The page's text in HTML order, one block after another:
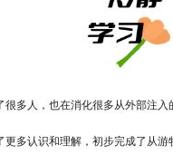
很多人，也在消化很多从外部注
更多认识和理解，初步完成了从游